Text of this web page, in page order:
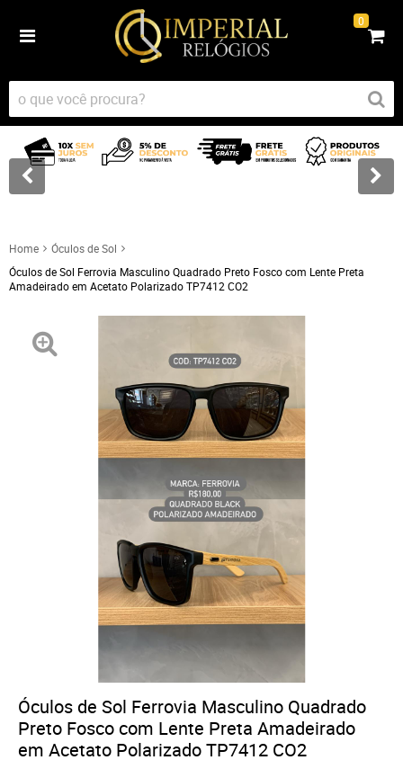
0
Home
Óculos de Sol
Óculos de Sol Ferrovia Masculino Quadrado Preto Fosco com Lente Preta
Amadeirado em Acetato Polarizado TP7412 CO2
Óculos de Sol Ferrovia Masculino Quadrado
Preto Fosco com Lente Preta Amadeirado
em Acetato Polarizado TP7412 CO2